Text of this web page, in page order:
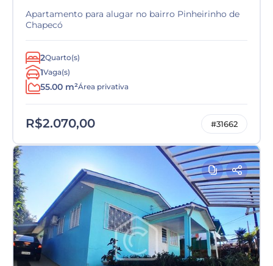
Apartamento para alugar no bairro Pinheirinho de
Chapecó
2Quarto(s)
1Vaga(s)
55.00 m²Área privativa
R$2.070,00 #31662